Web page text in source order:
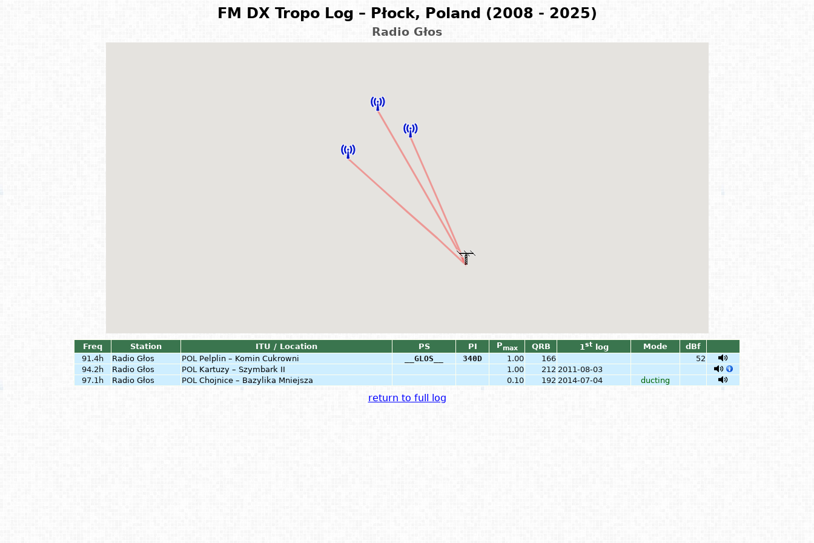
FM DX Tropo Log – Płock, Poland (2008 - 2025)
Radio Głos
Freq Station ITU / Location PS PI Pmax QRB 1stlog Mode
dBf
91.4h
Radio Głos POL Pelplin – Komin Cukrowni __GLOS__ 340D 1.00 166
52
94.2h
Radio Głos POL Kartuzy – Szymbark II 1.00 212 2011-08-03
97.1h
Radio Głos POL Chojnice – Bazylika Mniejsza 0.10 192 2014-07-04 ducting
return to full log